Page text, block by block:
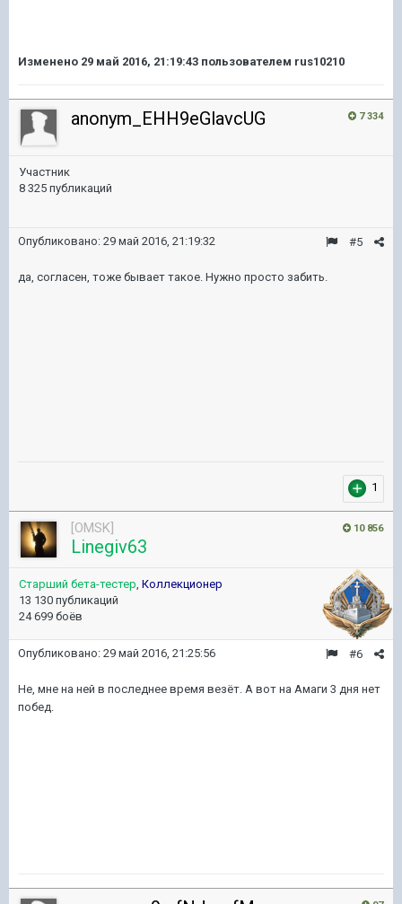
Изменено 29 май 2016, 21:19:43 пользователем rus10210
7 334
anonym_EHH9eGlavcUG
Участник
8 325 публикаций
#5
Опубликовано: 29 май 2016, 21:19:32
да, согласен, тоже бывает такое. Нужно просто забить.
1
10 856
[OMSK]
Linegiv63
Старший бета-тестер, Коллекционер
13 130 публикаций
24 699 боёв
#6
Опубликовано: 29 май 2016, 21:25:56
Не, мне на ней в последнее время везёт. А вот на Амаги 3 дня нет
побед.